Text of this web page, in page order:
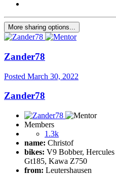
More sharing options...
Zander78
Posted March 30, 2022
Zander78
Members
1.3k
name: Christof
bikes: V9 Bobber,
Gt185, Kawa Z750
from: Leutershausen